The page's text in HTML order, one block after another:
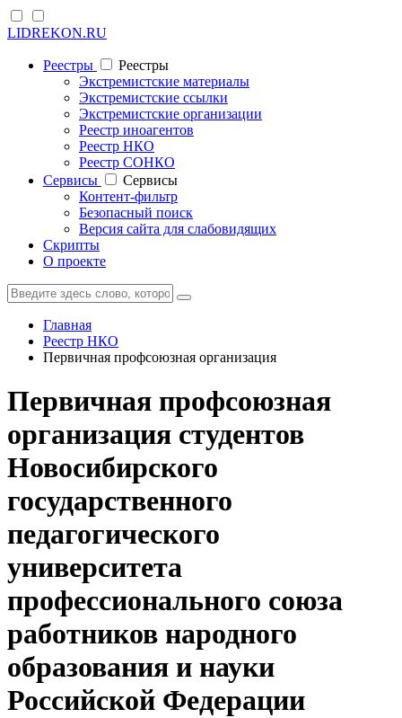
LIDREKON.RU
Реестры
Реестры
Экстремистские материалы
Экстремистские ссылки
Экстремистские организации
Реестр иноагентов
Реестр НКО
Реестр СОНКО
Cервисы
Cервисы
Контент-фильтр
Безопасный поиск
Версия сайта для слабовидящих
Скрипты
О проекте
Главная
Реестр НКО
Первичная профсоюзная организация
Первичная профсоюзная
организация студентов
Новосибирского
государственного
педагогического
университета
профессионального союза
работников народного
образования и науки
Российской Федерации